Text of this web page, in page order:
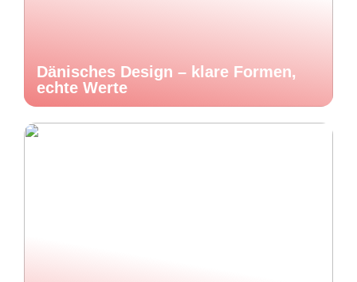
Dänisches Design – klare Formen,
echte Werte